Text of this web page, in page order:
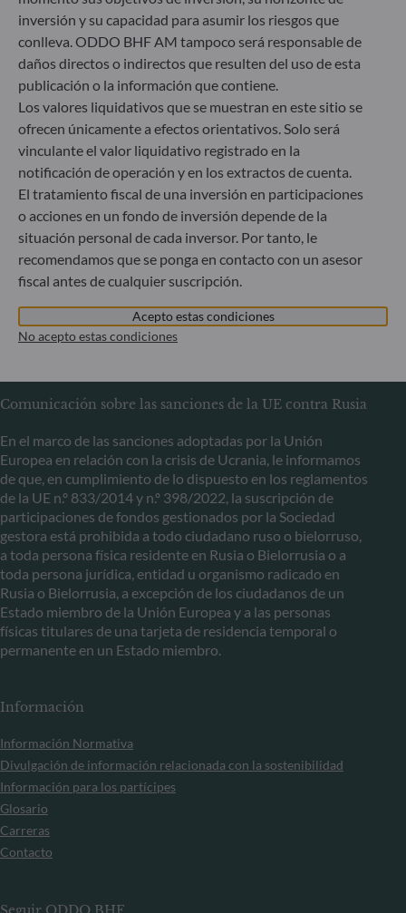
60329 Frankfurt am Main
Alemania
+49 (0) 69 920 50 0
Sociedad Gestora de Carteras autorizada por la
Bundesanstalt für Finanzdienstleistungsaufsicht (“BaFin”)
Registro Comercial: HRB 11971 juzgado de primera
instancia de Düsseldorf
ODDO BHF Asset Management LUX
6, rue Gabriel Lippmann
L-5365 Munsbach
Luxemburgo
+352 45 76 76 245
Sociedad gestora de carteras autorizada por la Commission
de Surveillance du Secteur Financier (CSSF) – Registro
Mercantil: B 29891
Comunicación sobre las sanciones de la UE contra Rusia
En el marco de las sanciones adoptadas por la Unión
Europea en relación con la crisis de Ucrania, le informamos
de que, en cumplimiento de lo dispuesto en los reglamentos
de la UE n.º 833/2014 y n.º 398/2022, la suscripción de
participaciones de fondos gestionados por la Sociedad
gestora está prohibida a todo ciudadano ruso o bielorruso,
a toda persona física residente en Rusia o Bielorrusia o a
toda persona jurídica, entidad u organismo radicado en
Rusia o Bielorrusia, a excepción de los ciudadanos de un
Estado miembro de la Unión Europea y a las personas
físicas titulares de una tarjeta de residencia temporal o
permanente en un Estado miembro.
Información
Información Normativa
Divulgación de información relacionada con la sostenibilidad
Información para los partícipes
Glosario
Carreras
Contacto
inversión y su capacidad para asumir los riesgos que
conlleva. ODDO BHF AM tampoco será responsable de
daños directos o indirectos que resulten del uso de esta
publicación o la información que contiene.
Los valores liquidativos que se muestran en este sitio se
ofrecen únicamente a efectos orientativos. Solo será
vinculante el valor liquidativo registrado en la
notificación de operación y en los extractos de cuenta.
El tratamiento fiscal de una inversión en participaciones
o acciones en un fondo de inversión depende de la
situación personal de cada inversor. Por tanto, le
recomendamos que se ponga en contacto con un asesor
fiscal antes de cualquier suscripción.
Acepto estas condiciones
No acepto estas condiciones